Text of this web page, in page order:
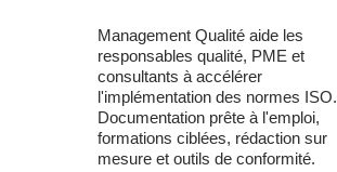
Management Qualité aide les
responsables qualité, PME et
consultants à accélérer
l'implémentation des normes ISO.
Documentation prête à l'emploi,
formations ciblées, rédaction sur
mesure et outils de conformité.